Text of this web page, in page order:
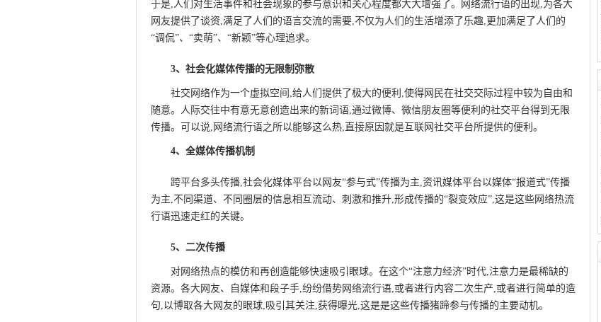
于是,人们对生活事件和社会现象的参与意识和关心程度都大大增强了。网络流行语的出现,为各大
网友提供了谈资,满足了人们的语言交流的需要,不仅为人们的生活增添了乐趣,更加满足了人们的
“调侃”、“卖萌”、“新颖”等心理追求。
3、社会化媒体传播的无限制弥散
社交网络作为一个虚拟空间,给人们提供了极大的便利,使得网民在社交交际过程中较为自由和
随意。人际交往中有意无意创造出来的新词语,通过微博、微信朋友圈等便利的社交平台得到无限
传播。可以说,网络流行语之所以能够这么热,直接原因就是互联网社交平台所提供的便利。
4、全媒体传播机制
跨平台多头传播,社会化媒体平台以网友“参与式”传播为主,资讯媒体平台以媒体“报道式”传播
为主,不同渠道、不同圈层的信息相互流动、刺激和推升,形成传播的“裂变效应”,这是这些网络热流
行语迅速走红的关键。
5、二次传播
对网络热点的模仿和再创造能够快速吸引眼球。在这个“注意力经济”时代,注意力是最稀缺的
资源。各大网友、自媒体和段子手,纷纷借势网络流行语,或者进行内容二次生产,或者进行简单的造
句,以博取各大网友的眼球,吸引其关注,获得曝光,这是是这些传播猪蹄参与传播的主要动机。